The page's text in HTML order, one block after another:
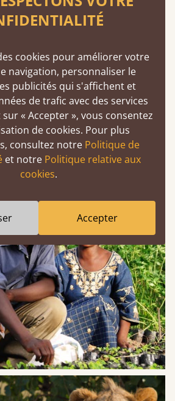
un bon exemple. MADLACC,
de la fondation en Ouganda,
cultures. Leurs arbres sont non
pour la terre, mais ils
une source de nutrition et
les familles. Les arbres jouent
important dans la création de
et d'une communauté
prospère.
cookies pour améliorer votre
navigation, personnaliser le
publicités qui s'affichent et
de trafic avec des services
« Accepter », vous consentez
de cookies. Pour plus
consultez notre Politique de
et notre Politique relative aux
cookies.
Accepter